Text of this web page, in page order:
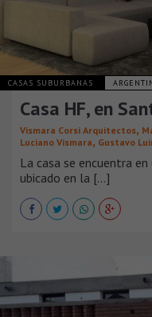
CASAS SUBURBANAS
Casa HF, en
Vismara Corsi Arquitectos,
Luciano Vismara, Gustavo
La casa se encuentra
ubicado en la [...]